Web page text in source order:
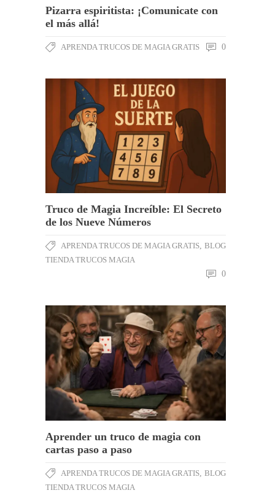
Pizarra espiritista: ¡Comunicate con
el más allá!
APRENDA TRUCOS DE MAGIA GRATIS 0
Truco de Magia Increíble: El Secreto
de los Nueve Números
APRENDA TRUCOS DE MAGIA GRATIS, BLOG
TIENDA TRUCOS MAGIA
0
Aprender un truco de magia con
cartas paso a paso
APRENDA TRUCOS DE MAGIA GRATIS BLOG
TIENDA TRUCOS MAGIA